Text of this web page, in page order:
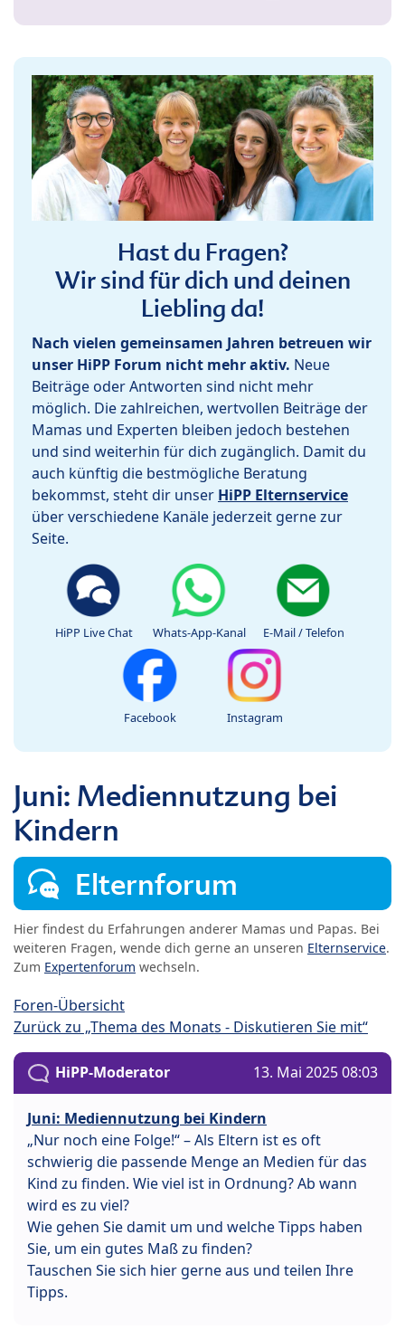
Hast du Fragen?
Wir sind für dich und deinen
Liebling da!
Nach vielen gemeinsamen Jahren betreuen wir
unser HiPP Forum nicht mehr aktiv. Neue
Beiträge oder Antworten sind nicht mehr
möglich. Die zahlreichen, wertvollen Beiträge der
Mamas und Experten bleiben jedoch bestehen
und sind weiterhin für dich zugänglich. Damit du
auch künftig die bestmögliche Beratung
bekommst, steht dir unser HiPP Elternservice
über verschiedene Kanäle jederzeit gerne zur
Seite.
HiPP Live Chat Whats-App-Kanal E-Mail / Telefon
Facebook Instagram
Juni: Mediennutzung bei
Kindern
Elternforum
Hier findest du Erfahrungen anderer Mamas und Papas. Bei
weiteren Fragen, wende dich gerne an unseren Elternservice.
Zum Expertenforum wechseln.
Foren-Übersicht
Zurück zu „Thema des Monats - Diskutieren Sie mit“
HiPP-Moderator 13. Mai 2025 08:03
Juni: Mediennutzung bei Kindern
„Nur noch eine Folge!“ – Als Eltern ist es oft
schwierig die passende Menge an Medien für das
Kind zu finden. Wie viel ist in Ordnung? Ab wann
wird es zu viel?
Wie gehen Sie damit um und welche Tipps haben
Sie, um ein gutes Maß zu finden?
Tauschen Sie sich hier gerne aus und teilen Ihre
Tipps.